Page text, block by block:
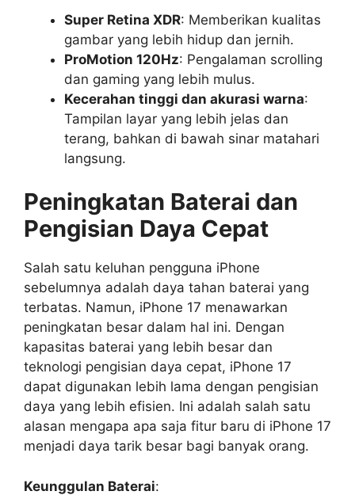
Super Retina XDR: Memberikan kualitas
gambar yang lebih hidup dan jernih.
ProMotion 120Hz: Pengalaman scrolling
dan gaming yang lebih mulus.
Kecerahan tinggi dan akurasi warna:
Tampilan layar yang lebih jelas dan
terang, bahkan di bawah sinar matahari
langsung.
Peningkatan Baterai dan
Pengisian Daya Cepat
Salah satu keluhan pengguna iPhone
sebelumnya adalah daya tahan baterai yang
terbatas. Namun, iPhone 17 menawarkan
peningkatan besar dalam hal ini. Dengan
kapasitas baterai yang lebih besar dan
teknologi pengisian daya cepat, iPhone 17
dapat digunakan lebih lama dengan pengisian
daya yang lebih efisien. Ini adalah salah satu
alasan mengapa apa saja fitur baru di iPhone 17
menjadi daya tarik besar bagi banyak orang.
Keunggulan Baterai: